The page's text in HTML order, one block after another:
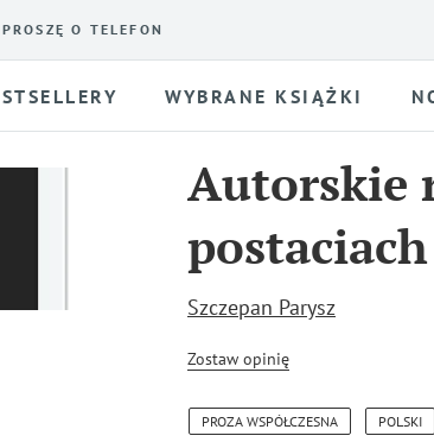
PROSZĘ O TELEFON
WYBRANE KSIĄŻKI
Autorskie
Szczepan Parysz
Zostaw opinię
PROZA WSPÓŁCZESNA POLSKI